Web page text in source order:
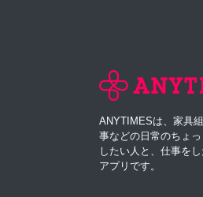
ANYTIMESは、家具
事などの日常のちょ
したい人と、仕事を
アプリです。